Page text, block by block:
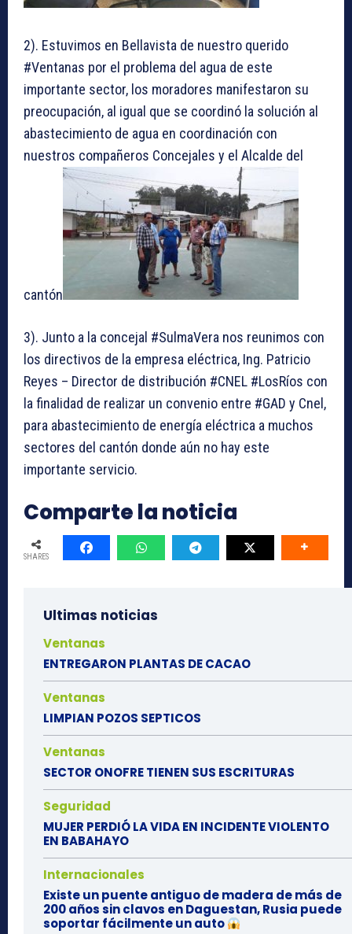
2). Estuvimos en Bellavista de nuestro querido
#Ventanas por el problema del agua de este
importante sector, los moradores manifestaron su
preocupación, al igual que se coordinó la solución al
abastecimiento de agua en coordinación con
nuestros compañeros Concejales y el Alcalde del
cantón
3). Junto a la concejal #SulmaVera nos reunimos con
los directivos de la empresa eléctrica, Ing. Patricio
Reyes – Director de distribución #CNEL #LosRíos con
la finalidad de realizar un convenio entre #GAD y Cnel,
para abastecimiento de energía eléctrica a muchos
sectores del cantón donde aún no hay este
importante servicio.
Comparte la noticia
SHARES
Ultimas noticias
Ventanas
ENTREGARON PLANTAS DE CACAO
Ventanas
LIMPIAN POZOS SEPTICOS
Ventanas
SECTOR ONOFRE TIENEN SUS ESCRITURAS
Seguridad
MUJER PERDIÓ LA VIDA EN INCIDENTE VIOLENTO
EN BABAHAYO
Internacionales
Existe un puente antiguo de madera de más de
200 años sin clavos en Daguestan, Rusia puede
soportar fácilmente un auto